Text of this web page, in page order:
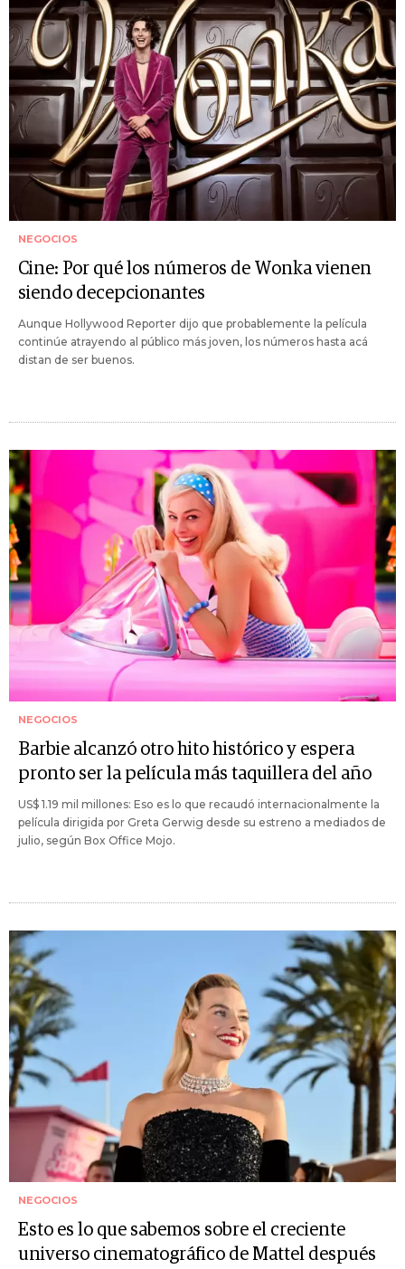
NEGOCIOS
Cine: Por qué los números de Wonka vienen
siendo decepcionantes
Aunque Hollywood Reporter dijo que probablemente la película
continúe atrayendo al público más joven, los números hasta acá
distan de ser buenos.
NEGOCIOS
Barbie alcanzó otro hito histórico y espera
pronto ser la película más taquillera del año
US$ 1.19 mil millones: Eso es lo que recaudó internacionalmente la
película dirigida por Greta Gerwig desde su estreno a mediados de
julio, según Box Office Mojo.
NEGOCIOS
Esto es lo que sabemos sobre el creciente
universo cinematográfico de Mattel después